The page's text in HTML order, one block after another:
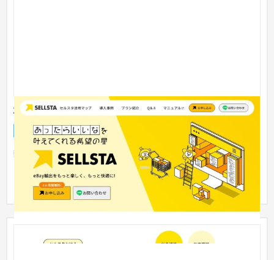
株式会社スキルフル サービスサイト制作
サービスサイト IT・Webサービス
静岡県を拠点に越境EC支援サービスを展開する株式会社スキル
フル様。 ebay輸出をサポートするツール「セルスタ」のリリー
スに伴...